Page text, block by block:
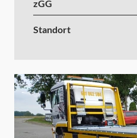
zGG
Standort